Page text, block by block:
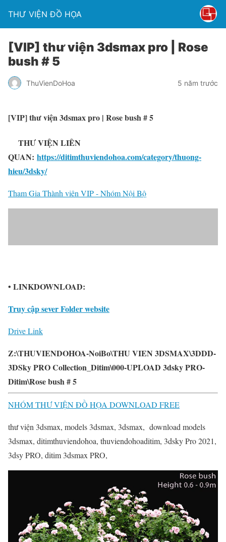
THƯ VIỆN ĐỒ HỌA
[VIP] thư viện 3dsmax pro | Rose
bush # 5
ThuVienDoHoa 5 năm trước
[VIP] thư viện 3dsmax pro | Rose bush # 5
THƯ VIỆN LIÊN
QUAN: https://ditimthuviendohoa.com/category/thuong-
hieu/3dsky/
Tham Gia Thành viên VIP - Nhóm Nội Bộ
• LINKDOWNLOAD:
Truy cập sever Folder website
Drive Link
Z:\THUVIENDOHOA-NoiBo\THU VIEN 3DSMAX\3DDD-
3DSky PRO Collection_Ditim\000-UPLOAD 3dsky PRO-
Ditim\Rose bush # 5
NHÓM THƯ VIỆN ĐỒ HỌA DOWNLOAD FREE
thư viện 3dsmax, models 3dsmax, 3dsmax, download models
3dsmax, ditimthuviendohoa, thuviendohoaditim, 3dsky Pro 2021,
3dsy PRO, ditim 3dsmax PRO,